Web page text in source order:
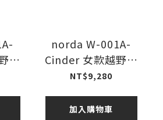
跑
norda W-001A-
Cinder 女款越野跑
鞋 26FW
NT$9,280
加入購物車